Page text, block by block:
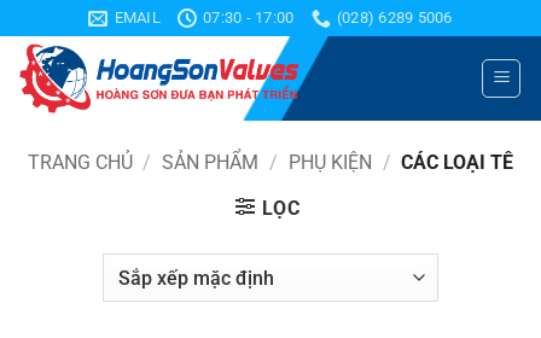
qua
nội
dung
EMAIL 07:30 - 17:00 (028) 6289 5006
TRANG CHỦ / SẢN PHẨM / PHỤ KIỆN / CÁC LOẠI TÊ
LỌC